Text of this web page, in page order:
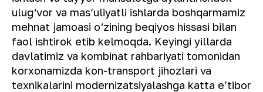
ulug‘vor va mas’uliyatli ishlarda boshqarmamiz
mehnat jamoasi o‘zining beqiyos hissasi bilan
faol ishtirok etib kelmoqda. Keyingi yillarda
davlatimiz va kombinat rahbariyati tomonidan
korxonamizda kon-transport jihozlari va
texnikalarini modernizatsiyalashga katta e’tibor